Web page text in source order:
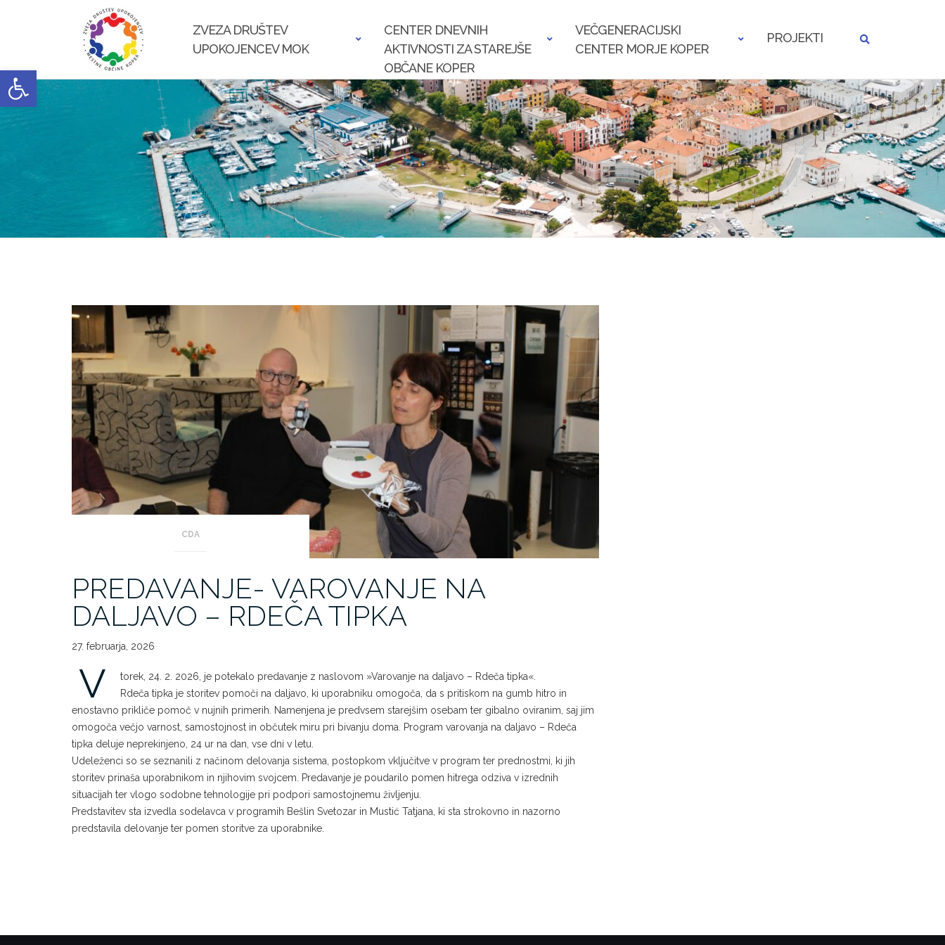
Open toolbar
ZVEZA DRUŠTEV
UPOKOJENCEV MOK
CENTER DNEVNIH
AKTIVNOSTI ZA STAREJŠE
OBČANE KOPER
VEČGENERACIJSKI
CENTER MORJE KOPER
PROJEKTI
CDA
PREDAVANJE- VAROVANJE NA
DALJAVO – RDEČA TIPKA
27. februarja, 2026
V
torek, 24. 2. 2026, je potekalo predavanje z naslovom »Varovanje na daljavo – Rdeča tipka«.
Rdeča tipka je storitev pomoči na daljavo, ki uporabniku omogoča, da s pritiskom na gumb hitro in
enostavno prikliče pomoč v nujnih primerih. Namenjena je predvsem starejšim osebam ter gibalno oviranim, saj jim
omogoča večjo varnost, samostojnost in občutek miru pri bivanju doma. Program varovanja na daljavo – Rdeča
tipka deluje neprekinjeno, 24 ur na dan, vse dni v letu.
Udeleženci so se seznanili z načinom delovanja sistema, postopkom vključitve v program ter prednostmi, ki jih
storitev prinaša uporabnikom in njihovim svojcem. Predavanje je poudarilo pomen hitrega odziva v izrednih
situacijah ter vlogo sodobne tehnologije pri podpori samostojnemu življenju.
Predstavitev sta izvedla sodelavca v programih Bešlin Svetozar in Mustić Tatjana, ki sta strokovno in nazorno
predstavila delovanje ter pomen storitve za uporabnike.